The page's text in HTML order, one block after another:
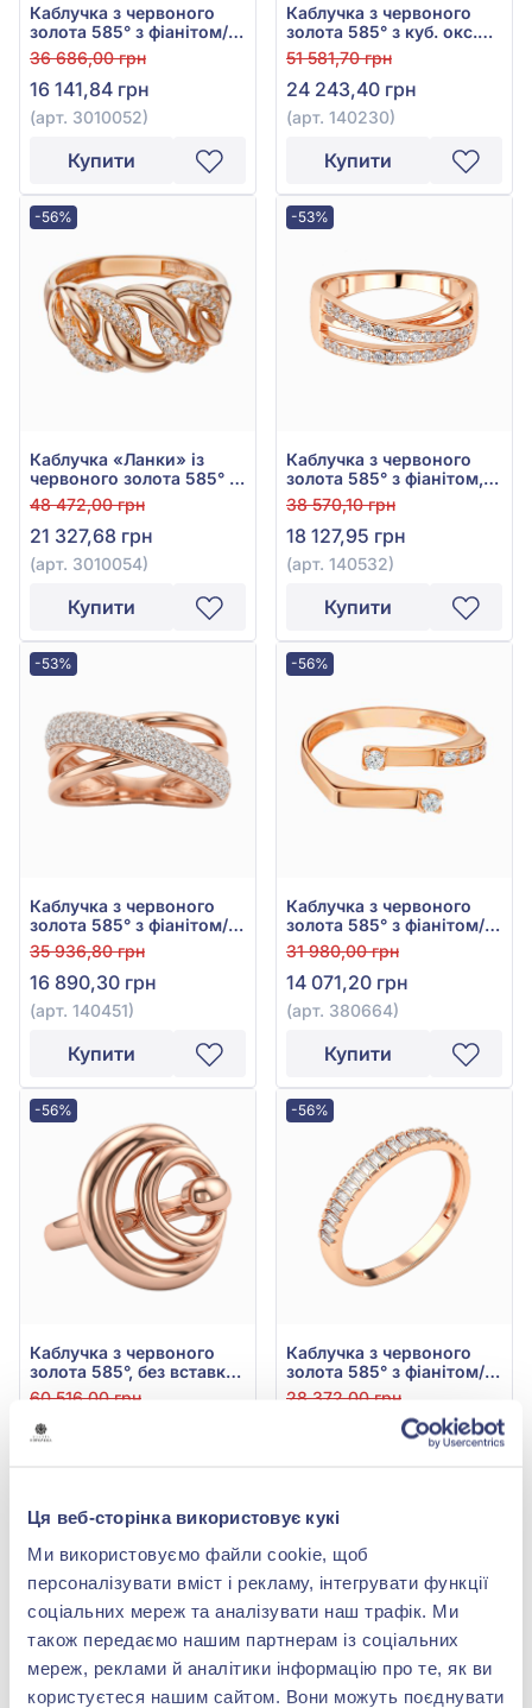
Ця веб-сторінка використовує кукі
Ми використовуємо файли cookie, щоб
персоналізувати вміст і рекламу, інтегрувати функції
соціальних мереж та аналізувати наш трафік. Ми
також передаємо нашим партнерам із соціальних
мереж, реклами й аналітики інформацію про те, як ви
користуєтеся нашим сайтом. Вони можуть поєднувати
Каблучка з червоного
золота 585° з фіанітом/
куб.цирконієм, арт.
3010052
36 686,00 грн
16 141,84 грн
(арт. 3010052)
Купити
Каблучка з червоного
золота 585° з куб. окс.
цирконію, арт. 140230
51 581,70 грн
24 243,40 грн
(арт. 140230)
Купити
-56%
Каблучка «Ланки» із
червоного золота 585° з
фіанітом/куб.цирконієм,
арт. 3010054
48 472,00 грн
21 327,68 грн
(арт. 3010054)
Купити
-53%
Каблучка з червоного
золота 585° з фіанітом,
арт. 140532
38 570,10 грн
18 127,95 грн
(арт. 140532)
Купити
-53%
Каблучка з червоного
золота 585° з фіанітом/
куб.цирконієм, арт.
140451
35 936,80 грн
16 890,30 грн
(арт. 140451)
Купити
-56%
Каблучка з червоного
золота 585° з фіанітом/
куб.цирконієм, арт.
380664
31 980,00 грн
14 071,20 грн
(арт. 380664)
Купити
-56%
Каблучка з червоного
золота 585°, без вставки,
арт. 300480
60 516,00 грн
26 627,04 грн
-56%
Каблучка з червоного
золота 585° з фіанітом/
куб.цирконієм, арт.
28 372,00 грн
12 483,68 грн
-56% -50%